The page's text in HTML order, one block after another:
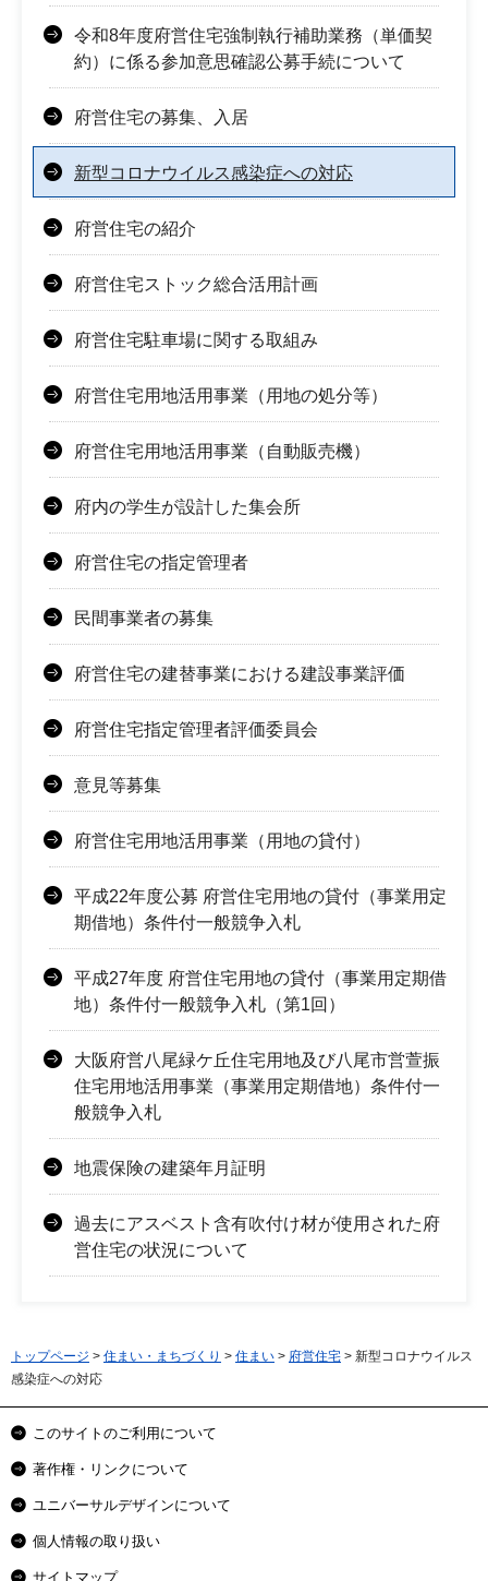
令和8年度府営住宅強制執行補助業務（単価契
約）に係る参加意思確認公募手続について
府営住宅の募集、入居
新型コロナウイルス感染症への対応
府営住宅の紹介
府営住宅ストック総合活用計画
府営住宅駐車場に関する取組み
府営住宅用地活用事業（用地の処分等）
府営住宅用地活用事業（自動販売機）
府内の学生が設計した集会所
府営住宅の指定管理者
民間事業者の募集
府営住宅の建替事業における建設事業評価
府営住宅指定管理者評価委員会
意見等募集
府営住宅用地活用事業（用地の貸付）
平成22年度公募 府営住宅用地の貸付（事業用定
期借地）条件付一般競争入札
平成27年度 府営住宅用地の貸付（事業用定期借
地）条件付一般競争入札（第1回）
大阪府営八尾緑ケ丘住宅用地及び八尾市営萱振
住宅用地活用事業（事業用定期借地）条件付一
般競争入札
地震保険の建築年月証明
過去にアスベスト含有吹付け材が使用された府
営住宅の状況について
トップページ > 住まい・まちづくり > 住まい > 府営住宅 > 新型コロナウイルス
感染症への対応
このサイトのご利用について
著作権・リンクについて
ユニバーサルデザインについて
個人情報の取り扱い
サイトマップ